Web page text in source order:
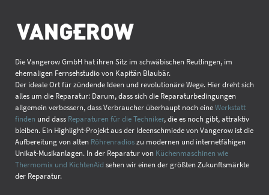
Die Vangerow GmbH hat ihren Sitz im schwäbischen Reutlingen, im
ehemaligen Fernsehstudio von Kapitän Blaubär.
Der ideale Ort für zündende Ideen und revolutionäre Wege. Hier dreht sich
alles um die Reparatur: Darum, dass sich die Reparaturbedingungen
allgemein verbessern, dass Verbraucher überhaupt noch eineWerkstatt
finden und dass Reparaturen für die Techniker, die es noch gibt, attraktiv
bleiben. Ein Highlight-Projekt aus der Ideenschmiede von Vangerow ist die
Aufbereitung von alten Röhrenradioszu modernen und internetfähigen
Unikat-Musikanlagen. In der Reparatur von Küchenmaschinen wie
Thermomix und KichtenAid sehen wir einen der größten Zukunftsmärkte
der Reparatur.